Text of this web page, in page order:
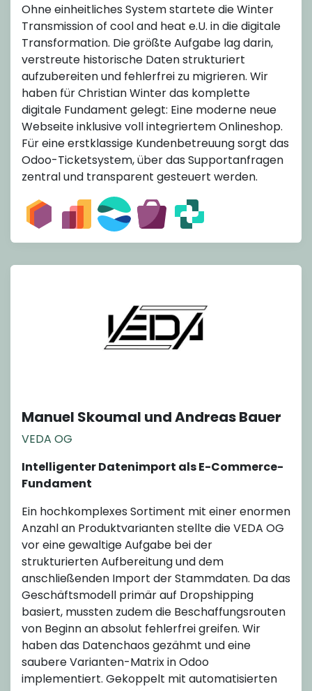
Ohne einheitliches System startete die Winter
Transmission of cool and heat e.U. in die digitale
Transformation. Die größte Aufgabe lag darin,
verstreute historische Daten strukturiert
aufzubereiten und fehlerfrei zu migrieren. Wir
haben für Christian Winter das komplette
digitale Fundament gelegt: Eine moderne neue
Webseite inklusive voll integriertem Onlineshop.
Für eine erstklassige Kundenbetreuung sorgt das
Odoo-Ticketsystem, über das Supportanfragen
zentral und transparent gesteuert werden.
Manuel Skoumal und Andreas Bauer
VEDA OG
Intelligenter Datenimport als E-Commerce-
Fundament
Ein hochkomplexes Sortiment mit einer enormen
Anzahl an Produktvarianten stellte die VEDA OG
vor eine gewaltige Aufgabe bei der
strukturierten Aufbereitung und dem
anschließenden Import der Stammdaten. Da das
Geschäftsmodell primär auf Dropshipping
basiert, mussten zudem die Beschaffungsrouten
von Beginn an absolut fehlerfrei greifen. Wir
haben das Datenchaos gezähmt und eine
saubere Varianten-Matrix in Odoo
implementiert. Gekoppelt mit automatisierten